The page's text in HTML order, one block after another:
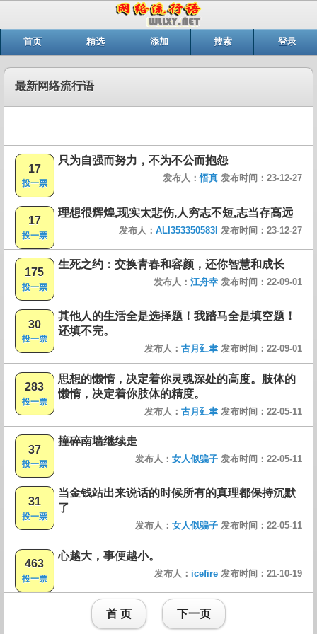
首页 精选 添加 搜索 登录
最新网络流行语
17
投一票
只为自强而努力，不为不公而抱怨
发布人：悟真 发布时间：23-12-27
17
投一票
理想很辉煌,现实太悲伤,人穷志不短,志当存高远
发布人： ALI353350583I 发布时间：23-12-27
175
投一票
生死之约：交换青春和容颜，还你智慧和成长
发布人： 江舟幸 发布时间：22-09-01
30
投一票
其他人的生活全是选择题！我踏马全是填空题！
还填不完。
发布人： 古月廴聿 发布时间：22-09-01
283
投一票
思想的懒惰，决定着你灵魂深处的高度。肢体的
懒惰，决定着你肢体的精度。
发布人： 古月廴聿 发布时间：22-05-11
37
投一票
撞碎南墙继续走
发布人： 女人似骗子 发布时间：22-05-11
31
投一票
当金钱站出来说话的时候所有的真理都保持沉默
了
发布人： 女人似骗子 发布时间：22-05-11
463
投一票
心越大，事便越小。
发布人： icefire 发布时间：21-10-19
首 页 下一页